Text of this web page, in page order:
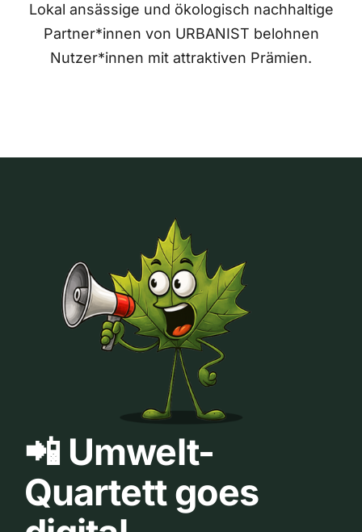
Lokal ansässige und ökologisch nachhaltige
Partner*innen von URBANIST belohnen
Nutzer*innen mit attraktiven Prämien.
📲 Umwelt-
Quartett goes